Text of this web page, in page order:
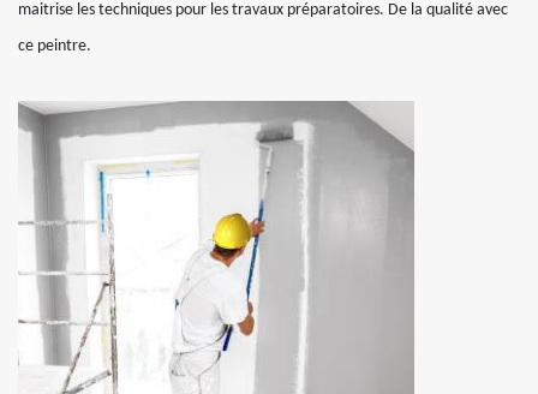
maitrise les techniques pour les travaux préparatoires. De la qualité avec
ce peintre.